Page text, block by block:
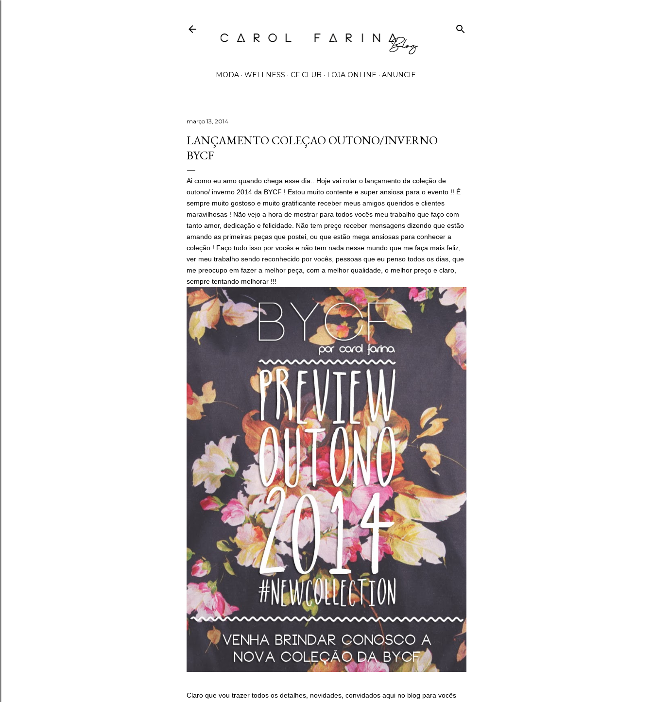
MODA WELLNESS CF CLUB LOJA ONLINE ANUNCIE
março 13, 2014
LANÇAMENTO COLEÇAO OUTONO/INVERNO
BYCF
Ai como eu amo quando chega esse dia.. Hoje vai rolar o lançamento da coleção de
outono/ inverno 2014 da BYCF ! Estou muito contente e super ansiosa para o evento !! É
sempre muito gostoso e muito gratificante receber meus amigos queridos e clientes
maravilhosas ! Não vejo a hora de mostrar para todos vocês meu trabalho que faço com
tanto amor, dedicação e felicidade. Não tem preço receber mensagens dizendo que estão
amando as primeiras peças que postei, ou que estão mega ansiosas para conhecer a
coleção ! Faço tudo isso por vocês e não tem nada nesse mundo que me faça mais feliz,
ver meu trabalho sendo reconhecido por vocês, pessoas que eu penso todos os dias, que
me preocupo em fazer a melhor peça, com a melhor qualidade, o melhor preço e claro,
sempre tentando melhorar !!!
Claro que vou trazer todos os detalhes, novidades, convidados aqui no blog para vocês